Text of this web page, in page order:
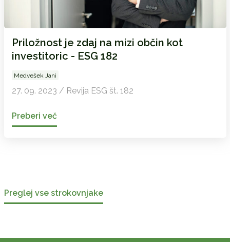
Priložnost je zdaj na mizi občin kot
investitoric - ESG 182
Medvešek Jani
27. 09. 2023 / Revija ESG št. 182
Preberi več
Preglej vse strokovnjake